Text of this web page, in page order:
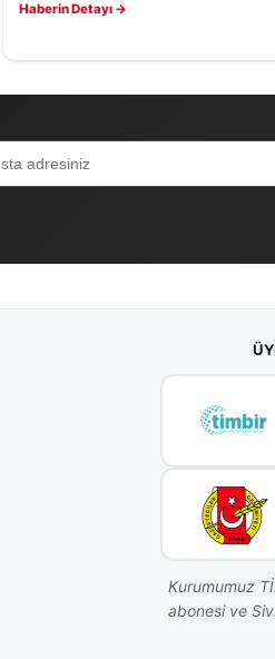
Haberin Detayı →
Kurumumuz
abonesi ve